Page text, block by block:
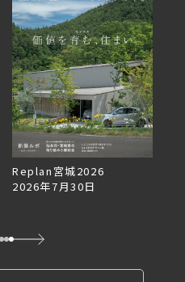
Replan宮城2026
2026年7月30日